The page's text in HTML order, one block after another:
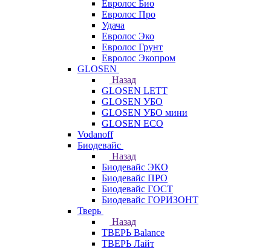
Евролос Био
Евролос Про
Удача
Евролос Эко
Евролос Грунт
Евролос Экопром
GLOSEN
Назад
GLOSEN LETT
GLOSEN УБО
GLOSEN УБО мини
GLOSEN ECO
Vodanoff
Биодевайс
Назад
Биодевайс ЭКО
Биодевайс ПРО
Биодевайс ГОСТ
Биодевайс ГОРИЗОНТ
Тверь
Назад
ТВЕРЬ Balance
ТВЕРЬ Лайт